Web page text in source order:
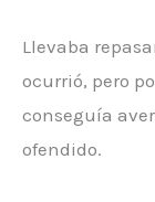
Llevaba
ocurrió, pero
conseguía
ofendido.